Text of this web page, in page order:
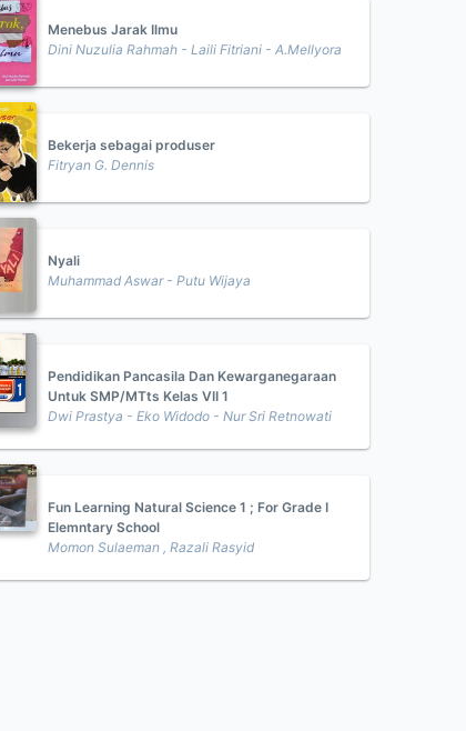
Menebus Jarak Ilmu
Dini Nuzulia Rahmah - Laili Fitriani - A.Mellyora
Bekerja sebagai produser
Fitryan G. Dennis
Nyali
Muhammad Aswar - Putu Wijaya
Pendidikan Pancasila Dan Kewarganegaraan
Untuk SMP/MTts Kelas VII 1
Dwi Prastya - Eko Widodo - Nur Sri Retnowati
Fun Learning Natural Science 1 ; For Grade I
Elemntary School
Momon Sulaeman , Razali Rasyid